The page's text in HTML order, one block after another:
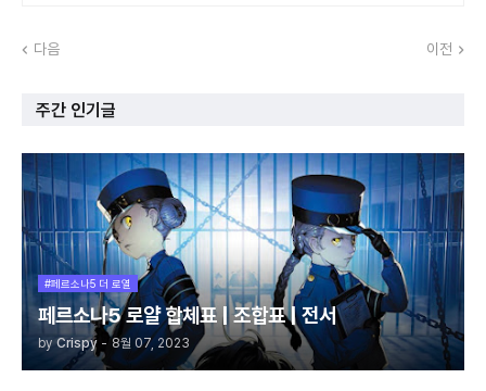
다음 이전
주간 인기글
#페르소나5 더 로열
페르소나5 로얄 합체표 | 조합표 | 전서
by Crispy - 8월 07, 2023